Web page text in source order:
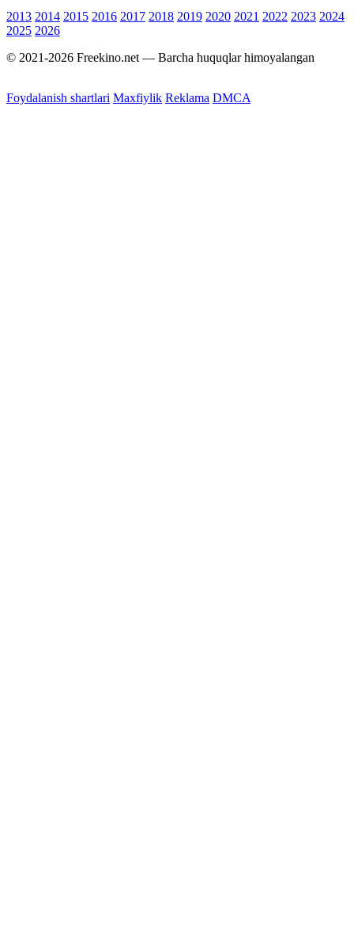
2013 2014 2015 2016 2017 2018 2019 2020 2021 2022 2023 2024
2025 2026
© 2021-2026 Freekino.net — Barcha huquqlar himoyalangan
Foydalanish shartlari Maxfiylik Reklama DMCA